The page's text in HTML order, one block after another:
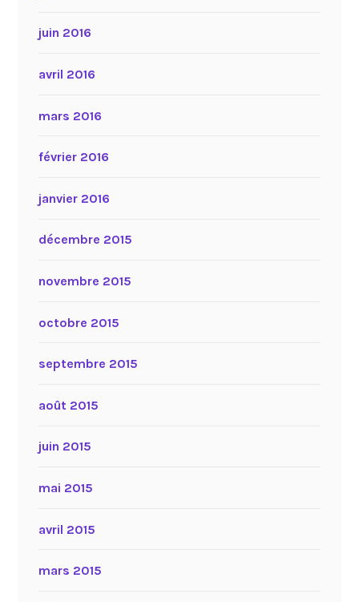
juin 2016
avril 2016
mars 2016
février 2016
janvier 2016
décembre 2015
novembre 2015
octobre 2015
septembre 2015
août 2015
juin 2015
mai 2015
avril 2015
mars 2015